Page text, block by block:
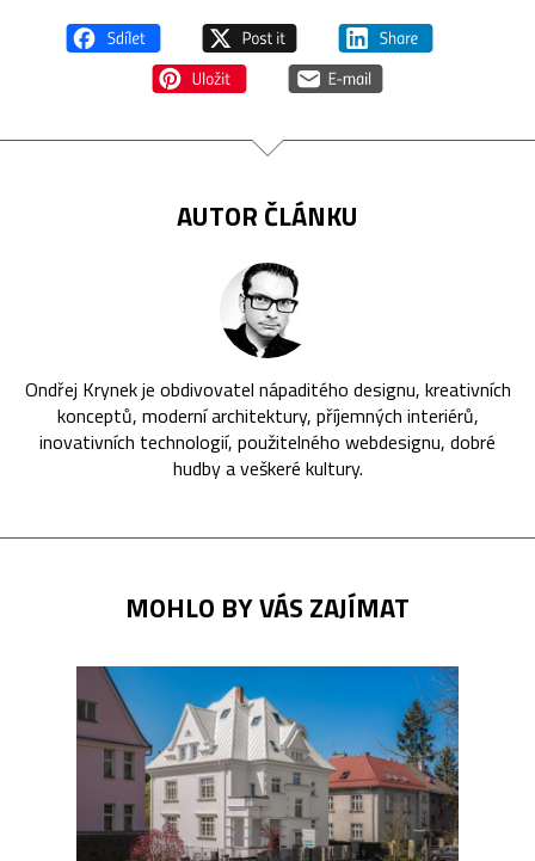
AUTOR ČLÁNKU
Ondřej Krynek je obdivovatel nápaditého designu, kreativních
konceptů, moderní architektury, příjemných interiérů,
inovativních technologií, použitelného webdesignu, dobré
hudby a veškeré kultury.
MOHLO BY VÁS ZAJÍMAT